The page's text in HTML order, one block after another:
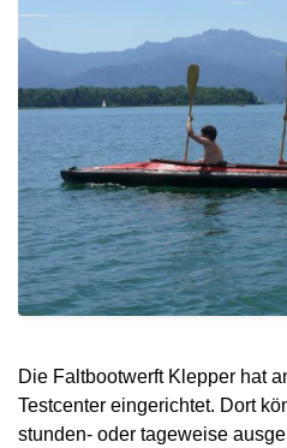
Die Faltbootwerft Klepper hat
Testcenter eingerichtet. Dort
stunden- oder tageweise